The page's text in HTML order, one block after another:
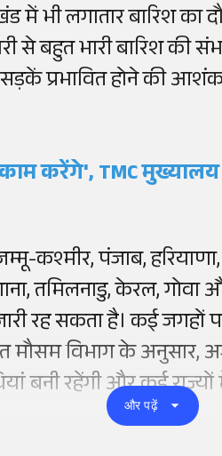
में भी लगातार बारिश का
से बहुत भारी बारिश की
प्रभावित होने की
करेंगे', TMC मुख्यालय
कश्मीर, पंजाब, हरियाणा,
तमिलनाडु, केरल, गोवा
जारी रह सकता है। कई
मौसम विभाग के अनुसार,
बनी रहेंगी और कई
और पढ़ें